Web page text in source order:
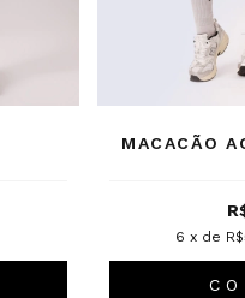
MACACÃO
6 x de
C O